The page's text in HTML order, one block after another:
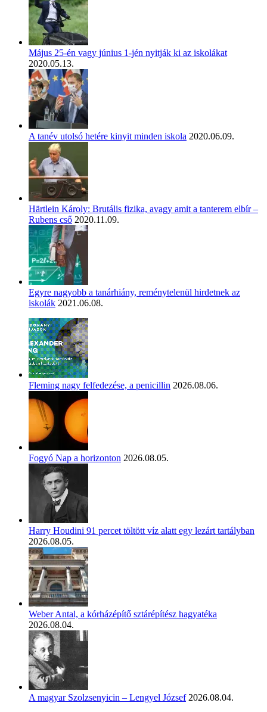
Május 25-én vagy június 1-jén nyitják ki az iskolákat
2020.05.13.
A tanév utolsó hetére kinyit minden iskola 2020.06.09.
Härtlein Károly: Brutális fizika, avagy amit a tanterem elbír –
Rubens cső 2020.11.09.
Egyre nagyobb a tanárhiány, reménytelenül hirdetnek az
iskolák 2021.06.08.
Fleming nagy felfedezése, a penicillin 2026.08.06.
Fogyó Nap a horizonton 2026.08.05.
Harry Houdini 91 percet töltött víz alatt egy lezárt tartályban
2026.08.05.
Weber Antal, a kórházépítő sztárépítész hagyatéka
2026.08.04.
A magyar Szolzsenyicin – Lengyel József 2026.08.04.